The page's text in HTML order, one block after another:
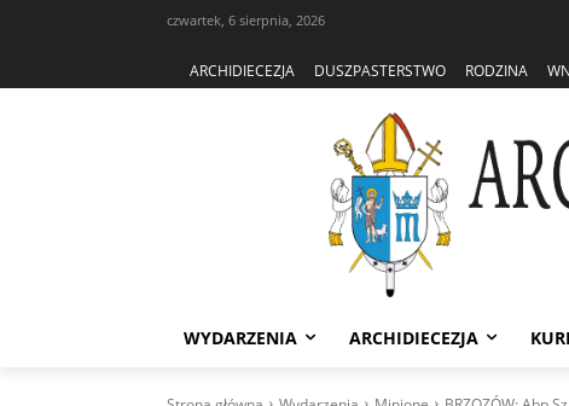
czwartek, 6 sierpnia, 2026
ARCHIDIECEZJA DUSZPASTERSTWO RODZINA
WYDARZENIA ARCHIDIECEZJA